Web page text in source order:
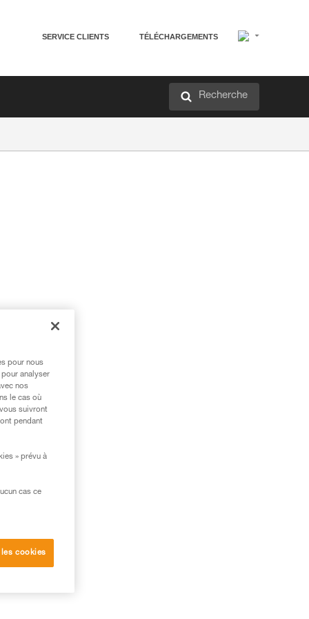
SERVICE CLIENTS TÉLÉCHARGEMENTS
Recherche
pour nous
analyser
nos
le cas où
suivront
pendant
» prévu à
cas ce
cookies